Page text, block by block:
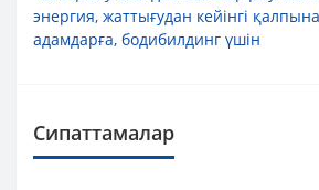
энергия, жаттығудан кейінгі
адамдарға, бодибилдинг үшін
Сипаттамалар